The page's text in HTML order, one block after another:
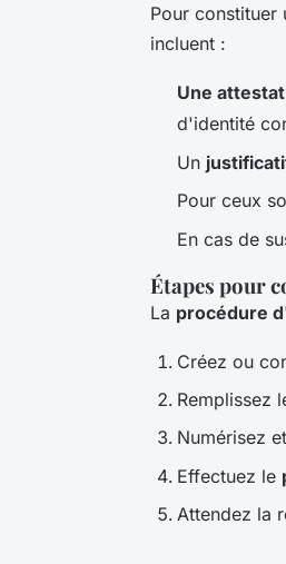
Pour constituer
incluent :
Une
d'identité
Un
Pour ceux
En cas de
Étapes pour
La procédure
Créez ou
Remplissez
Numérisez
Effectuez le
Attendez la